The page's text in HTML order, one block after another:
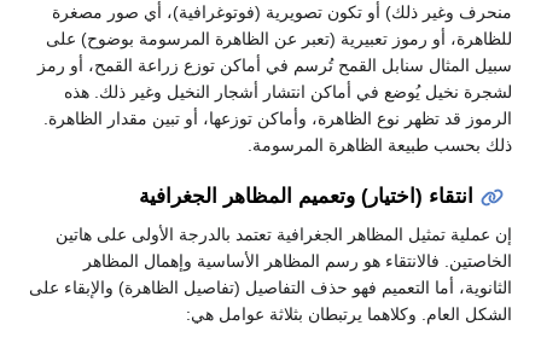
وغير ذلك) أو تكون تصويرية (فوتوغرافية)، أي صور مصغرة
أو رموز تعبيرية (تعبر عن الظاهرة المرسومة بوضوح) على
المثال سنابل القمح تُرسم في أماكن توزع زراعة القمح، أو رمز
نخيل يُوضع في أماكن انتشار أشجار النخيل وغير ذلك. هذه
قد تظهر نوع الظاهرة، وأماكن توزعها، أو تبين مقدار الظاهرة.
بحسب طبيعة الظاهرة المرسومة.
انتقاء (اختيار) وتعميم المظاهر الجغرافية
عملية تمثيل المظاهر الجغرافية تعتمد بالدرجة الأولى على هاتين
فالانتقاء هو رسم المظاهر الأساسية وإهمال المظاهر
أما التعميم فهو حذف التفاصيل (تفاصيل الظاهرة) والإبقاء على
العام. وكلاهما يرتبطان بثلاثة عوامل هي: